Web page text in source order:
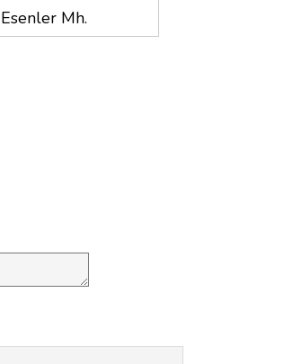
Esenler Mh.